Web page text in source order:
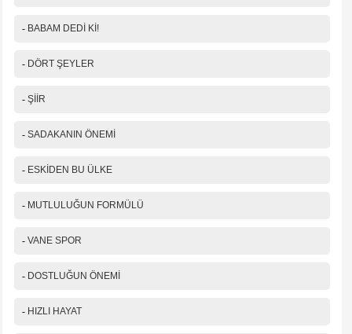
- BABAM DEDİ Kİ!
- DÖRT ŞEYLER
- ŞİİR
- SADAKANIN ÖNEMİ
- ESKİDEN BU ÜLKE
- MUTLULUĞUN FORMÜLÜ
- VANE SPOR
- DOSTLUĞUN ÖNEMİ
- HIZLI HAYAT